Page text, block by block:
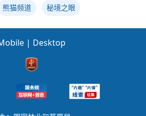
熊猫频道 秘境之眼
| Desktop